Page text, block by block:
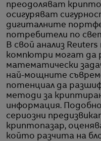
преодоляват
осигуряват
дигиталните
потребители по
В свой анализ
компютри могат да
математически
най-мощните
потенциал да
методи за
информация.
сериозни
криптопазар,
който разчита на